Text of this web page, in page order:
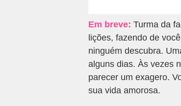
Em breve: Turma da
lições, fazendo de
ninguém descubra.
alguns dias. Às vezes
parecer um exagero.
sua vida amorosa.